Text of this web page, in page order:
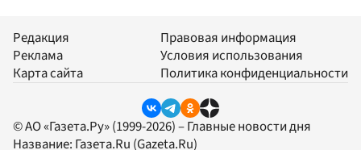
Редакция
Реклама
Карта сайта
Правовая информация
Условия использования
Политика конфиденциальности
© АО «Газета.Ру» (1999-2026) – Главные новости дня
Название: Газета.Ru (Gazeta.Ru)